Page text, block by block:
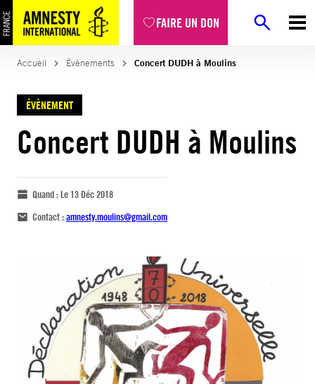
FAIRE UN DON
Accueil Évènements Concert DUDH à Moulins
ÉVÈNEMENT
Concert DUDH à Moulins
Quand :Le 13 Déc 2018
Contact :amnesty.moulins@gmail.com